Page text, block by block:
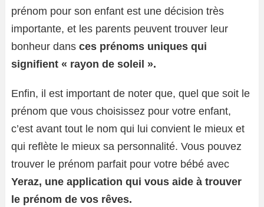
prénom pour son enfant est une décision très
importante, et les parents peuvent trouver leur
bonheur dans ces prénoms uniques qui
signifient « rayon de soleil ».
Enfin, il est important de noter que, quel que soit le
prénom que vous choisissez pour votre enfant,
c’est avant tout le nom qui lui convient le mieux et
qui reflète le mieux sa personnalité. Vous pouvez
trouver le prénom parfait pour votre bébé avec
Yeraz, une application qui vous aide à trouver
le prénom de vos rêves.